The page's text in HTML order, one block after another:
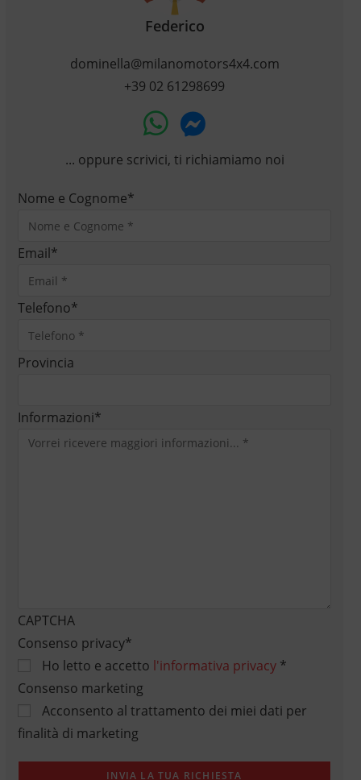
Federico
dominella@milanomotors4x4.com
+39 02 61298699
... oppure scrivici, ti richiamiamo noi
Nome e Cognome*
Email*
Telefono*
Provincia
Informazioni*
CAPTCHA
Consenso privacy*
Ho letto e accetto l'informativa privacy*
Consenso marketing
Acconsento al trattamento dei miei dati per
finalità di marketing